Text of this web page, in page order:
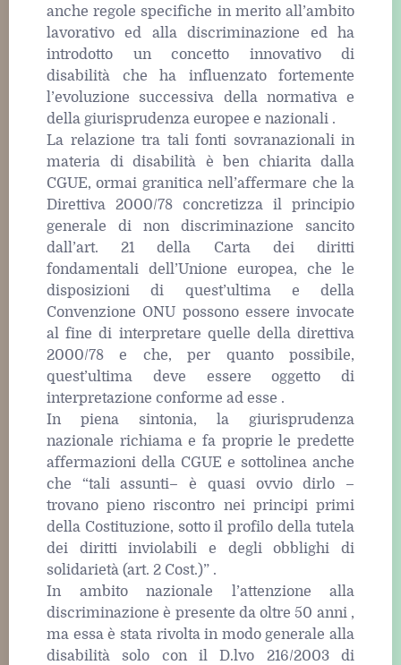
anche regole specifiche in merito all’ambito
lavorativo ed alla discriminazione ed ha
introdotto un concetto innovativo di
disabilità che ha influenzato fortemente
l’evoluzione successiva della normativa e
della giurisprudenza europee e nazionali .
La relazione tra tali fonti sovranazionali in
materia di disabilità è ben chiarita dalla
CGUE, ormai granitica nell’affermare che la
Direttiva 2000/78 concretizza il principio
generale di non discriminazione sancito
dall’art. 21 della Carta dei diritti
fondamentali dell’Unione europea, che le
disposizioni di quest’ultima e della
Convenzione ONU possono essere invocate
al fine di interpretare quelle della direttiva
2000/78 e che, per quanto possibile,
quest’ultima deve essere oggetto di
interpretazione conforme ad esse .
In piena sintonia, la giurisprudenza
nazionale richiama e fa proprie le predette
affermazioni della CGUE e sottolinea anche
che “tali assunti– è quasi ovvio dirlo –
trovano pieno riscontro nei principi primi
della Costituzione, sotto il profilo della tutela
dei diritti inviolabili e degli obblighi di
solidarietà (art. 2 Cost.)” .
In ambito nazionale l’attenzione alla
discriminazione è presente da oltre 50 anni ,
ma essa è stata rivolta in modo generale alla
disabilità solo con il D.lvo 216/2003 di